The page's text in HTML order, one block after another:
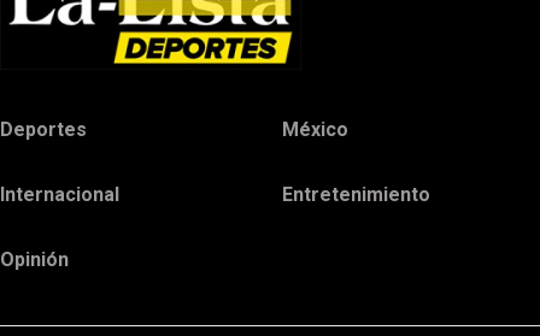
Deportes México
Internacional Entretenimiento
Opinión